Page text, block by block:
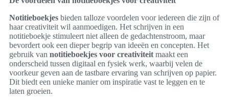
Notitieboekjes bieden talloze voordelen voor iedereen die zijn of
haar creativiteit wil aanmoedigen. Het schrijven in een
notitieboekje stimuleert niet alleen de gedachtenstroom, maar
bevordert ook een dieper begrip van ideeën en concepten. Het
gebruik van notitieboekjes voor creativiteit maakt een
onderscheid tussen digitaal en fysiek werk, waarbij velen de
voorkeur geven aan de tastbare ervaring van schrijven op papier.
Dit biedt een unieke manier om inspiratie vast te leggen en te
laten groeien.